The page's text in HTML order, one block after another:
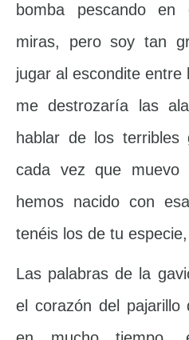
bomba pescando
miras, pero soy tan
jugar al escondite
me destrozaría las
hablar de los terribles
cada vez que
hemos nacido con
tenéis los de tu
Las palabras de la
el corazón del